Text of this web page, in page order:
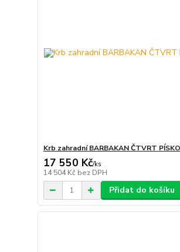
Krb zahradní BARBAKAN ČTVRT
17 550 Kč/ks
14 504 Kč bez DPH
Přidat do košíku